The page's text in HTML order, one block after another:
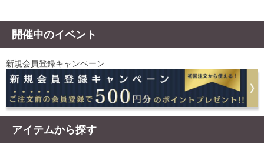
開催中のイベント
新規会員登録キャンペーン
アイテムから探す